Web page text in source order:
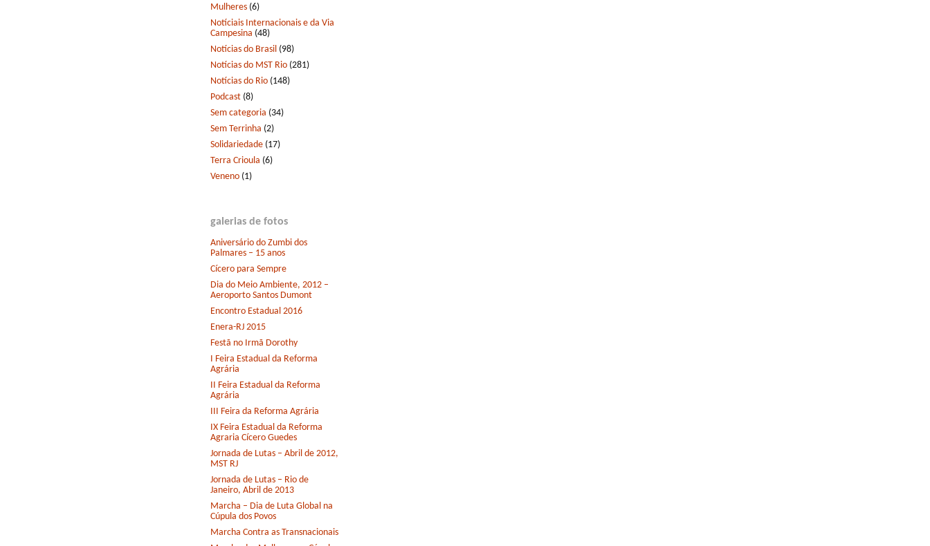
Mulheres (6)
Notíciais Internacionais e da Via
Campesina (48)
Notícias do Brasil (98)
Notícias do MST Rio (281)
Notícias do Rio (148)
Podcast (8)
Sem categoria (34)
Sem Terrinha (2)
Solidariedade (17)
Terra Crioula (6)
Veneno (1)
galerias de fotos
Aniversário do Zumbi dos
Palmares – 15 anos
Cícero para Sempre
Dia do Meio Ambiente, 2012 –
Aeroporto Santos Dumont
Encontro Estadual 2016
Enera-RJ 2015
Festã no Irmã Dorothy
I Feira Estadual da Reforma
Agrária
II Feira Estadual da Reforma
Agrária
III Feira da Reforma Agrária
IX Feira Estadual da Reforma
Agraria Cícero Guedes
Jornada de Lutas – Abril de 2012,
MST RJ
Jornada de Lutas – Rio de
Janeiro, Abril de 2013
Marcha – Dia de Luta Global na
Cúpula dos Povos
Marcha Contra as Transnacionais